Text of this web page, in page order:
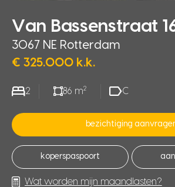
Van Bassenstraat
3067 NE Rotterdam
€ 325.000 k.k.
2 86 m2 C
bezichtiging
koperspaspoort
Wat worden mijn maandlasten?